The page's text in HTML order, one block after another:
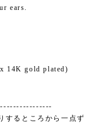
ears.
14K gold plated)
するところから一点ず